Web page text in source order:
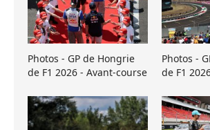
Photos - GP de Hongrie
de F1 2026 - Avant-course
Photos -
de F1